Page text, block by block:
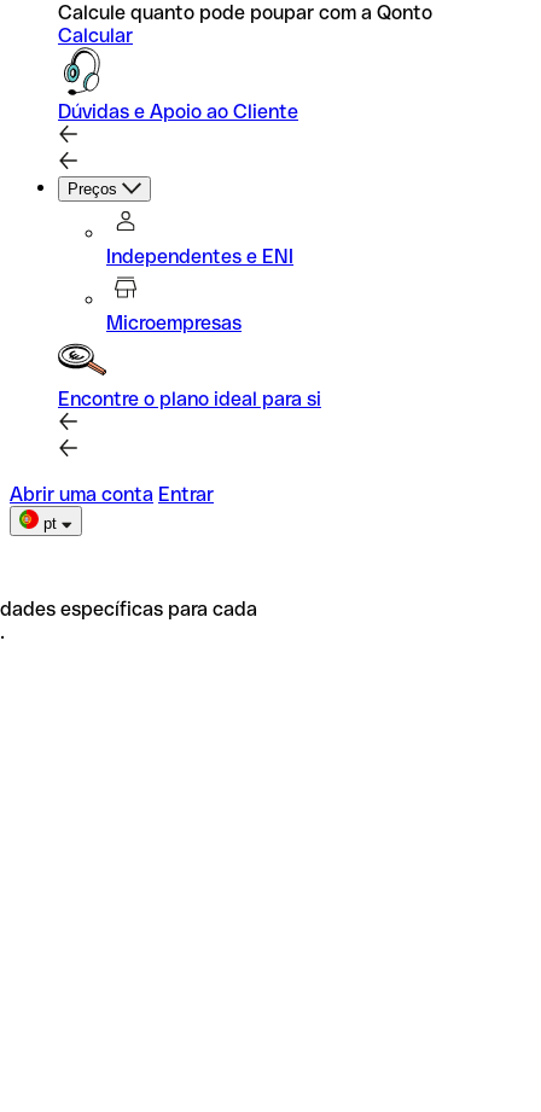
Calcule quanto pode poupar com a Qonto
Calcular
Dúvidas e Apoio ao Cliente
Preços
Independentes e ENI
Microempresas
Encontre o plano ideal para si
Abrir uma conta Entrar
pt
específicas para cada